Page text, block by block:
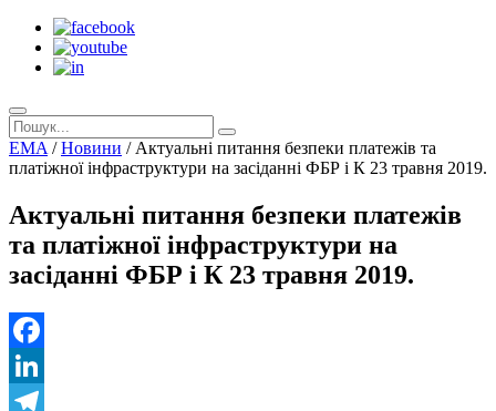
EMA /Новини / Актуальні питання безпеки платежів та
платіжної інфраструктури на засіданні ФБР і К 23 травня 2019.
Актуальні питання безпеки платежів
та платіжної інфраструктури на
засіданні ФБР і К 23 травня 2019.
Facebook
LinkedIn